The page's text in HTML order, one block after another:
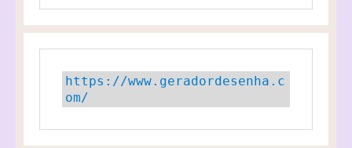
https://www.geradordesenha.c
om/